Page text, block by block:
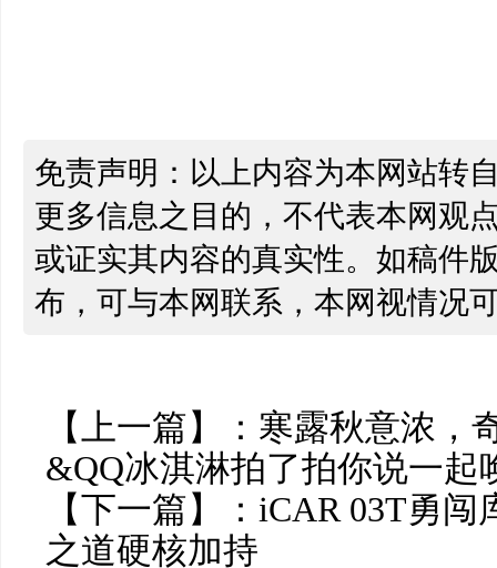
免责声明：以上内容为本网站转
更多信息之目的，不代表本网观
或证实其内容的真实性。如稿件
布，可与本网联系，本网视情况
【上一篇】： 寒露秋意浓，
&QQ冰淇淋拍了拍你说一起
【下一篇】： iCAR 03T勇闯
之道硬核加持